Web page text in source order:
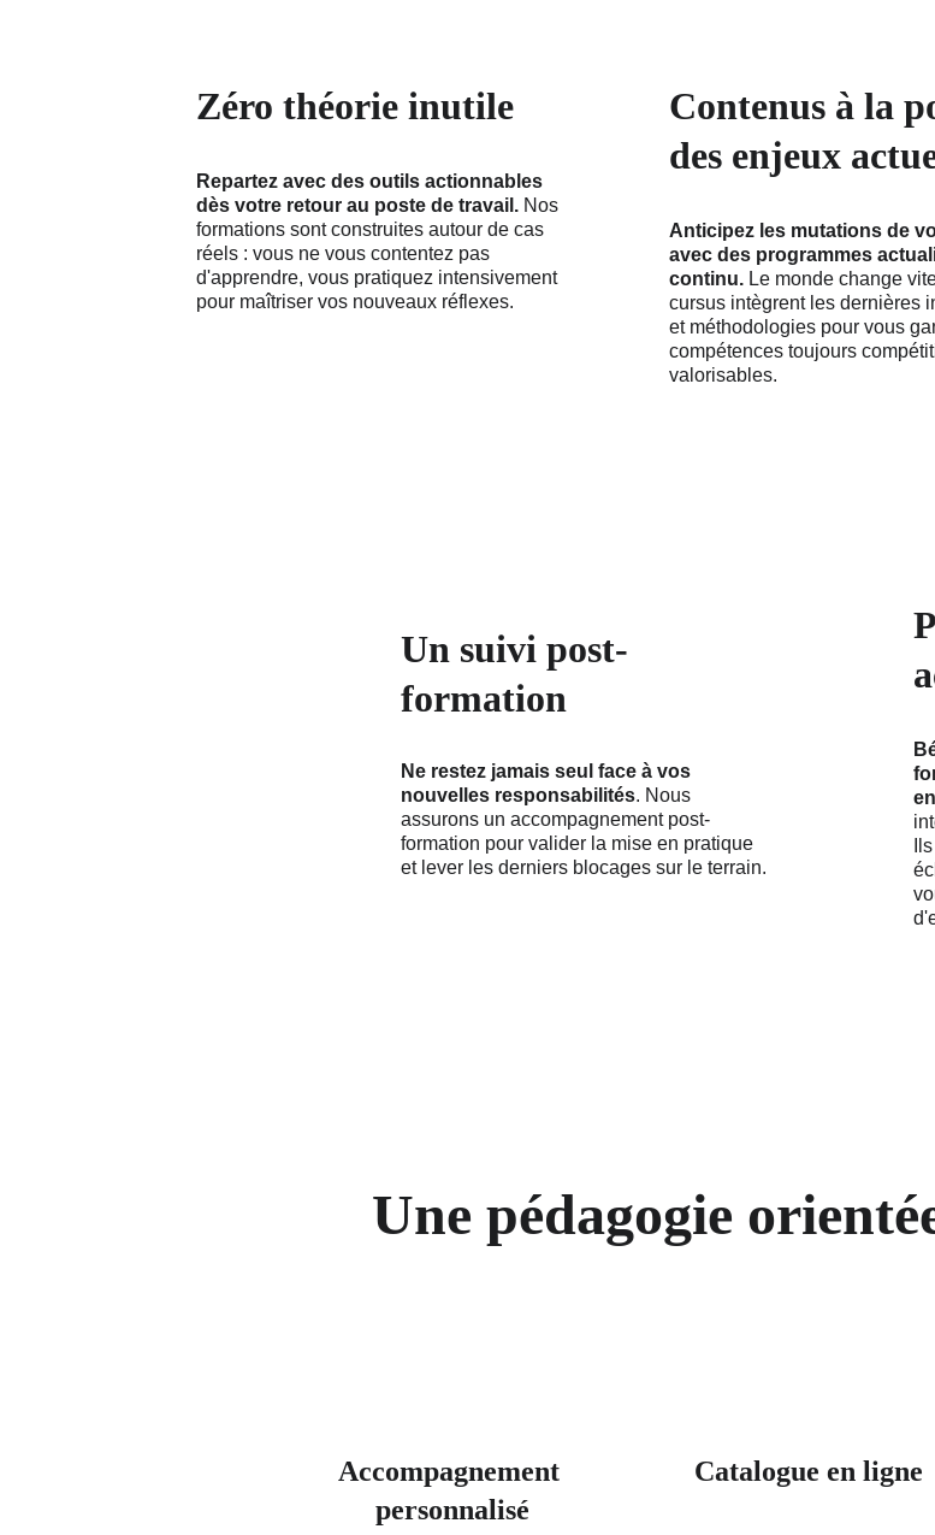
Zéro théorie inutile
Repartez avec des outils actionnables
dès votre retour au poste de travail. Nos
formations sont construites autour de cas
réels : vous ne vous contentez pas
d'apprendre, vous pratiquez intensivement
pour maîtriser vos nouveaux réflexes.
Contenus à la
des enjeux
Anticipez les mutations de
avec des programmes
continu. Le monde change
cursus intègrent les dernières
et méthodologies pour vous
compétences toujours
valorisables.
Un suivi post-
formation
Ne restez jamais seul face à vos
nouvelles responsabilités. Nous
assurons un accompagnement post-
formation pour valider la mise en pratique
et lever les derniers blocages sur le terrain.
Accompagnement
personnalisé
Catalogue en ligne
Une pédagogie